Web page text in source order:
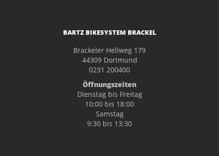
BARTZ BIKESYSTEM BRACKEL
Brackeler Hellweg 179
44309 Dortmund
0231 200400
Öffnungszeiten
Dienstag bis Freitag
10:00 bis 18:00
Samstag
9:30 bis 13:30